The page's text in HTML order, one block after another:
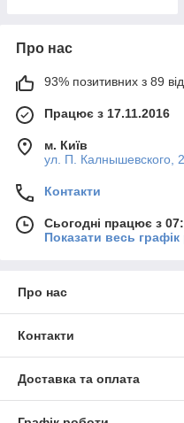
Про нас
93% позитивних з 89
Працює з 17.11.2016
м. Київ
ул. П. Калнышевского,
Контакти
Сьогодні працює з
Показати весь
Про нас
Контакти
Доставка та оплата